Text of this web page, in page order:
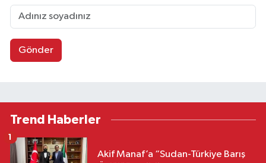
Gönder
Trend Haberler
Akif Manaf’a “Sudan-Türkiye Barış
1